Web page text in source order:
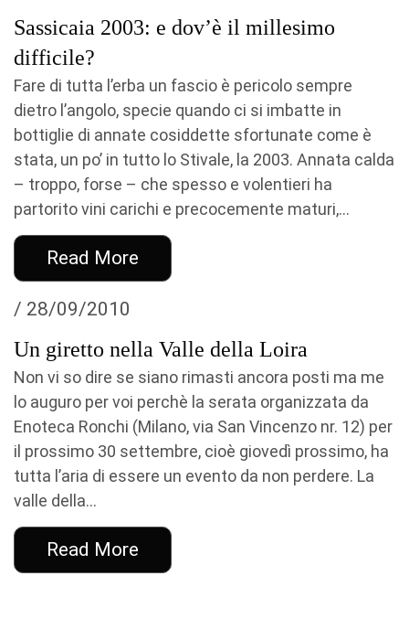
Sassicaia 2003: e dov’è il millesimo
difficile?
Fare di tutta l’erba un fascio è pericolo sempre
dietro l’angolo, specie quando ci si imbatte in
bottiglie di annate cosiddette sfortunate come è
stata, un po’ in tutto lo Stivale, la 2003. Annata calda
– troppo, forse – che spesso e volentieri ha
partorito vini carichi e precocemente maturi,...
Read More
/ 28/09/2010
Un giretto nella Valle della Loira
Non vi so dire se siano rimasti ancora posti ma me
lo auguro per voi perchè la serata organizzata da
Enoteca Ronchi (Milano, via San Vincenzo nr. 12) per
il prossimo 30 settembre, cioè giovedì prossimo, ha
tutta l’aria di essere un evento da non perdere. La
valle della...
Read More